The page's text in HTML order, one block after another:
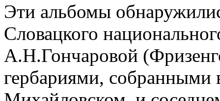
Эти альбомы
Словацкого
А.Н.Гончаровой
гербариями,